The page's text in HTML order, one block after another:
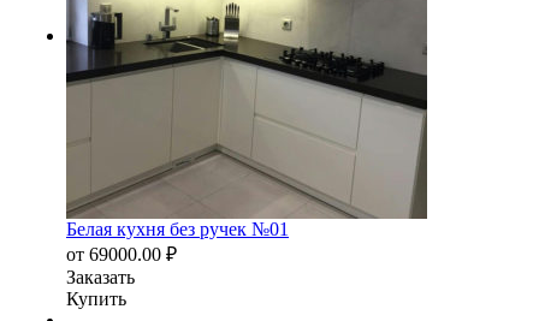
Белая кухня без ручек №01
от 69000.00 ₽
Заказать
Купить